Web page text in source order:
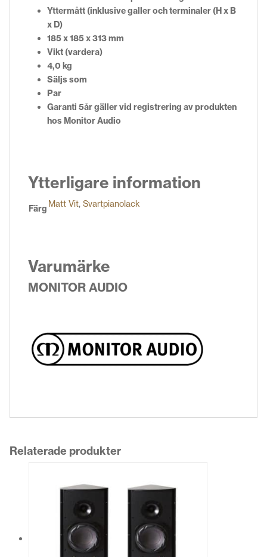
Yttermått (inklusive galler och terminaler (H x B
x D)
185 x 185 x 313 mm
Vikt (vardera)
4,0 kg
Säljs som
Par
Garanti 5år gäller vid registrering av produkten
hos Monitor Audio
Ytterligare information
Färg Matt Vit, Svartpianolack
Varumärke
MONITOR AUDIO
Relaterade produkter